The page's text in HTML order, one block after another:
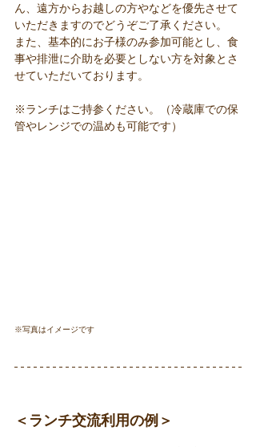
ん、遠方からお越しの方やなどを優先させて
いただきますのでどうぞご了承ください。
また、基本的にお子様のみ参加可能とし、食
事や排泄に介助を必要としない方を対象とさ
せていただいております。
※ランチはご持参ください。（冷蔵庫での保
管やレンジでの温めも可能です）
※写真はイメージです
＜ランチ交流利用の例＞